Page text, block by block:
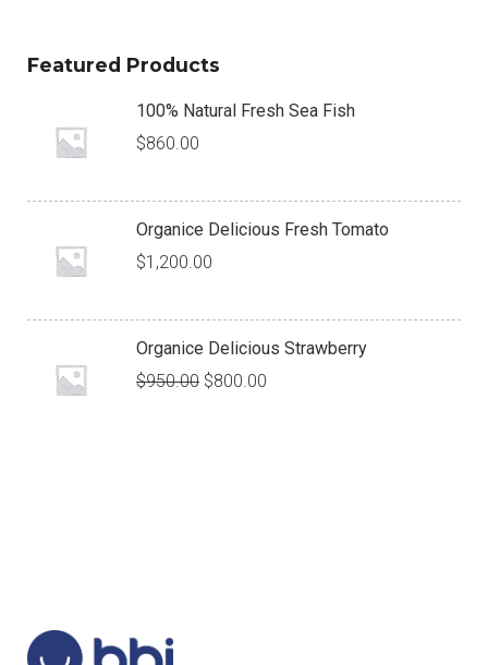
Featured Products
100% Natural Fresh Sea Fish
$860.00
Organice Delicious Fresh Tomato
$1,200.00
Organice Delicious Strawberry
$950.00 $800.00